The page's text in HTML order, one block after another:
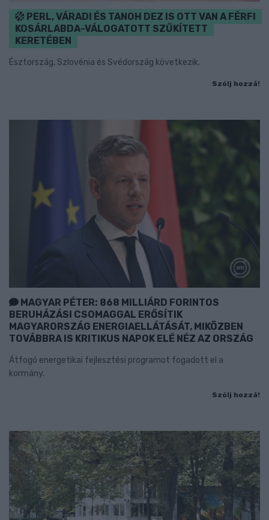
PERL, VÁRADI ÉS TANOH DEZ IS OTT VAN A FÉRFI
KOSÁRLABDA-VÁLOGATOTT SZŰKÍTETT
KERETÉBEN
Észtország, Szlovénia és Svédország következik.
Szólj hozzá!
MAGYAR PÉTER: 868 MILLIÁRD FORINTOS
BERUHÁZÁSI CSOMAGGAL ERŐSÍTIK
MAGYARORSZÁG ENERGIAELLÁTÁSÁT, MIKÖZBEN
TOVÁBBRA IS KRITIKUS NAPOK ELÉ NÉZ AZ ORSZÁG
Átfogó energetikai fejlesztési programot fogadott el a
kormány.
Szólj hozzá!